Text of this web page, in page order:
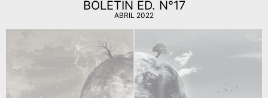
BOLETIN ED. N°17
ABRIL 2022